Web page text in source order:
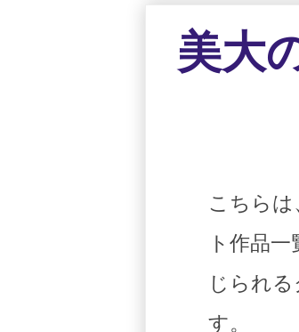
美大
こちらは
ト作品
じられ
す。